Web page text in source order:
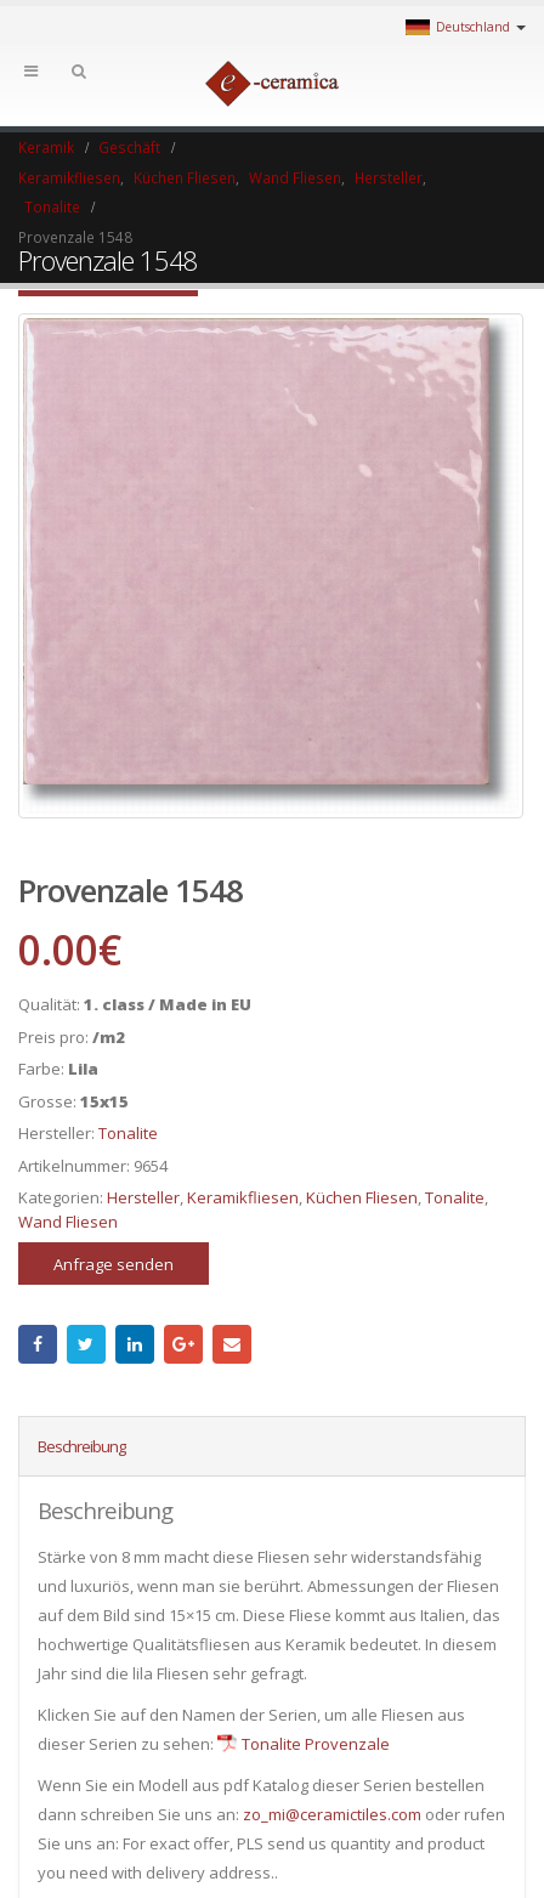
Deutschland
Keramik
Geschäft
Keramikfliesen
Küchen Fliesen Wand Fliesen Hersteller
Tonalite
Provenzale 1548
Provenzale 1548
Provenzale 1548
0.00€
Qualität: 1. class / Made in EU
Preis pro: /m2
Farbe: Lila
Grosse: 15x15
Hersteller: Tonalite
Artikelnummer: 9654
Kategorien: Hersteller,Keramikfliesen,Küchen Fliesen,Tonalite,
Wand Fliesen
Anfrage senden
Beschreibung
Beschreibung
Stärke von 8 mm macht diese Fliesen sehr widerstandsfähig
und luxuriös, wenn man sie berührt. Abmessungen der Fliesen
auf dem Bild sind 15×15 cm. Diese Fliese kommt aus Italien, das
hochwertige Qualitätsfliesen aus Keramik bedeutet. In diesem
Jahr sind die lila Fliesen sehr gefragt.
Klicken Sie auf den Namen der Serien, um alle Fliesen ​​aus
dieser Serien zu sehen:
Tonalite Provenzale
Wenn Sie ein Modell aus pdf Katalog dieser Serien bestellen
dann schreiben Sie uns an: zo_mi@ceramictiles.com oder rufen
Sie uns an: For exact offer, PLS send us quantity and product
you need with delivery address..